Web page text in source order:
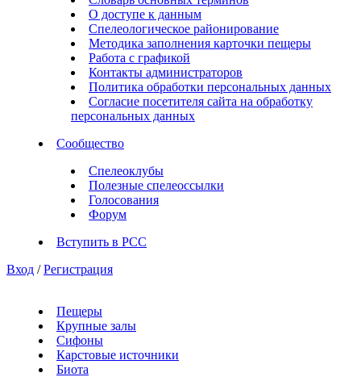
О доступе к данным
Спелеологическое районирование
Методика заполнения карточки пещеры
Работа с графикой
Контакты администраторов
Политика обработки персональных данных
Согласие посетителя сайта на обработку
персональных данных
Сообщество
Спелеоклубы
Полезные спелеоссылки
Голосования
Форум
Вступить в РСС
Вход / Регистрация
Пещеры
Крупные залы
Сифоны
Карстовые источники
Биота